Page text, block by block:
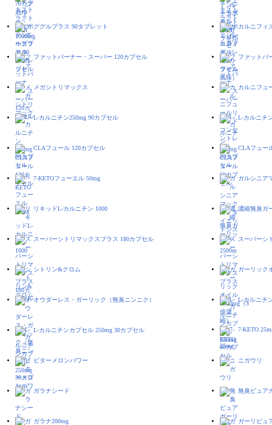
ググルプラス 90タブレット カルニフィ
ファットバーナー・スーパー 120カプセル ファットバ
メガシトリマックス カルニフュ
L-カルニチン250mg 90カプセル L-カルニチ
CLAフュール 120カプセル CLAフュー
7-KETOフューエル 50mg ガルシニア
リキッドL-カルニチン 1000 濃縮無臭ガ
スーパーシトリマックスプラス 180カプセル スーパーシ
シトリン&クロム ガーリック
オウダーレス・ガーリック（無臭ニンニク） L-カルニチ
L-カルニチンカプセル 250mg 30カプセル 7-KETO
ビターメロンパワー ニガウリ
ガラナシード 無臭ピュア
ガラナ200mg ガーリピュ